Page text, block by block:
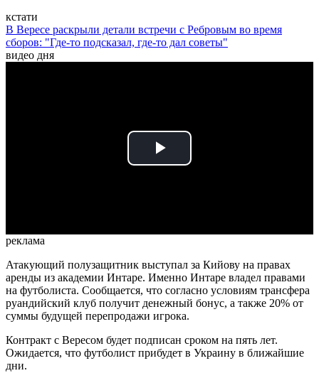
кстати
В Вересе раскрыли детали встречи с Ребровым во время
сборов: "Где-то подсказал, где-то дал советы"
видео дня
Play
реклама
Атакующий полузащитник выступал за Кийову на правах
аренды из академии Интаре. Именно Интаре владел правами
на футболиста. Сообщается, что согласно условиям трансфера
руандийский клуб получит денежный бонус, а также 20% от
суммы будущей перепродажи игрока.
Контракт с Вересом будет подписан сроком на пять лет.
Ожидается, что футболист прибудет в Украину в ближайшие
дни.